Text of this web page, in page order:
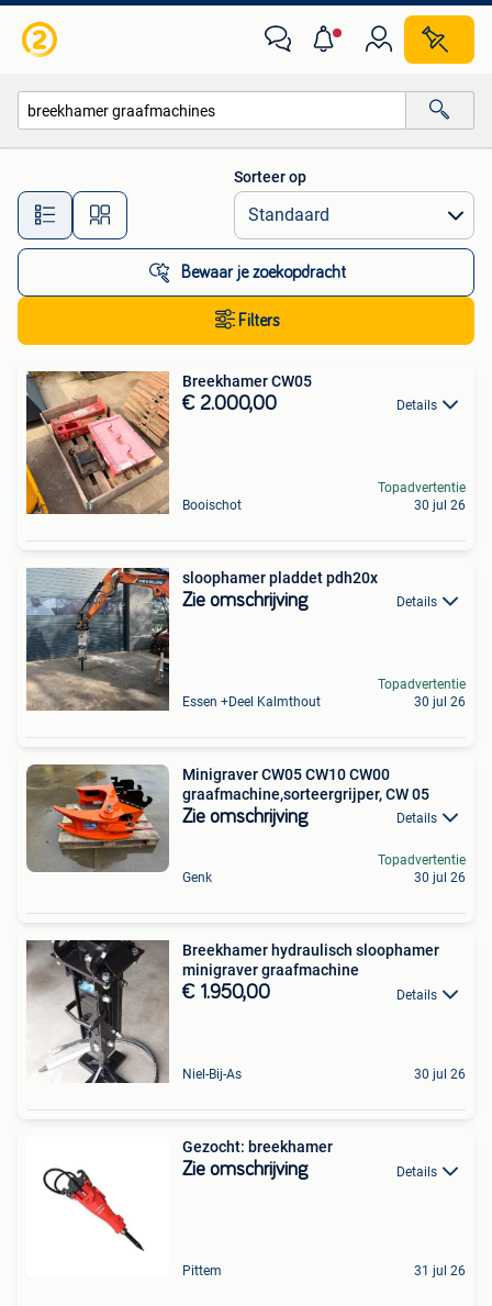
Alle afstanden…
Sorteer op
Bewaar je zoekopdracht
Filters
Breekhamer CW05
€ 2.000,00 Details
Booischot
Topadvertentie
30 jul 26
sloophamer pladdet pdh20x
Zie omschrijving Details
Essen +Deel Kalmthout
Topadvertentie
30 jul 26
Minigraver CW05 CW10 CW00
graafmachine,sorteergrijper, CW 05
Zie omschrijving Details
Genk
Topadvertentie
30 jul 26
Breekhamer hydraulisch sloophamer
minigraver graafmachine
€ 1.950,00 Details
Niel-Bij-As 30 jul 26
Gezocht: breekhamer
Zie omschrijving Details
Pittem 31 jul 26